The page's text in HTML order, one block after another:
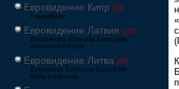
Евровидение Кипр [52]
Γιουροβίζιον
Евровидение Латвия [125]
Eirodziesma Eirovīzija Eirovīzijas
dziesmu konkurss
Евровидение Литва [65]
Eurovizijoje Eurovizija Eurovizijos
dainų konkursas